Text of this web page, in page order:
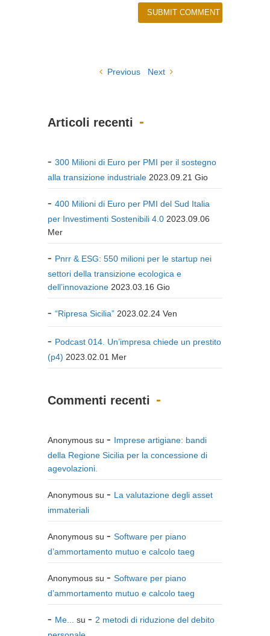
Previous Next
Articoli recenti
300 Milioni di Euro per PMI per il sostegno
alla transizione industriale 2023.09.21 Gio
400 Milioni di Euro per PMI del Sud Italia
per Investimenti Sostenibili 4.0 2023.09.06
Mer
Pnrr & ESG: 550 milioni per le startup nei
settori della transizione ecologica e
dell’innovazione 2023.03.16 Gio
“Ripresa Sicilia” 2023.02.24 Ven
Podcast 014. Un’impresa chiede un prestito
(p4) 2023.02.01 Mer
Commenti recenti
Anonymous su
Imprese artigiane: bandi
della Regione Sicilia per la concessione di
agevolazioni.
Anonymous su
La valutazione degli asset
immateriali
Anonymous su
Software per piano
d’ammortamento mutuo e calcolo taeg
Anonymous su
Software per piano
d’ammortamento mutuo e calcolo taeg
Me... su
2 metodi di riduzione del debito